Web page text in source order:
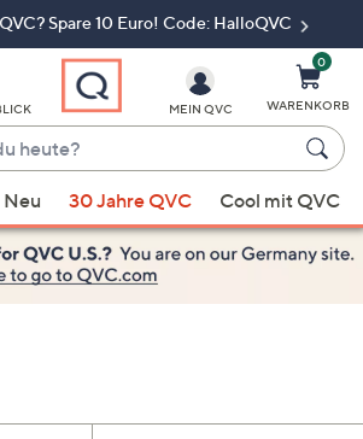
Spare 10 Euro! Code: HalloQVC
MEIN QVC
0
WARENKORB
Neu 30 Jahre QVC Cool mit QVC